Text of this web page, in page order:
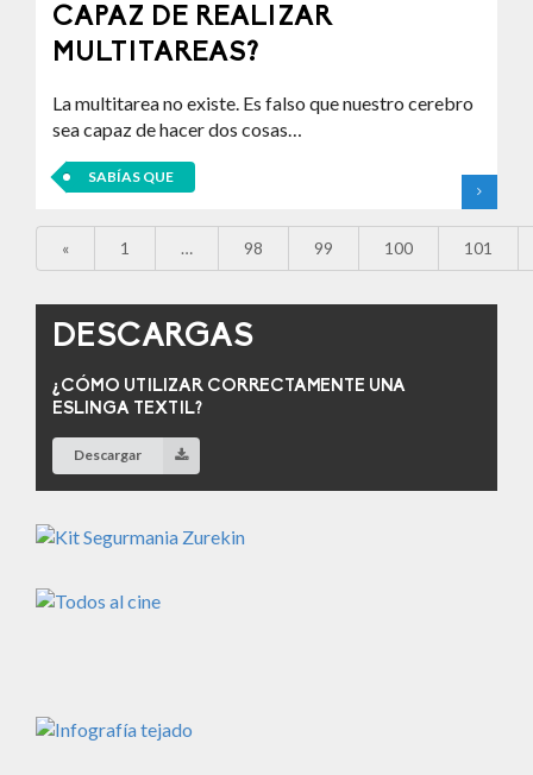
CAPAZ DE REALIZAR
MULTITAREAS?
La multitarea no existe. Es falso que nuestro cerebro
sea capaz de hacer dos cosas…
SABÍAS QUE
« 1 … 98 99 100 101
DESCARGAS
¿CÓMO UTILIZAR CORRECTAMENTE UNA
ESLINGA TEXTIL?
Descargar